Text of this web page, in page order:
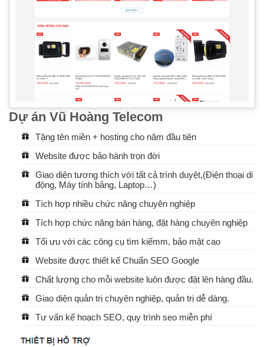
Dự án Vũ Hoàng Telecom
Tặng tên miền + hosting cho năm đầu tiên
Website được bảo hành trọn đời
Giao diện tương thích với tất cả trình duyệt,(Điện thoại di
động, Máy tính bảng, Laptop…)
Tích hợp nhiều chức năng chuyên nghiệp
Tích hợp chức năng bán hàng, đặt hàng chuyên nghiệp
Tối ưu với các công cụ tìm kiếmm, bảo mật cao
Website được thiết kế Chuẩn SEO Google
Chất lượng cho mỗi website luôn được đặt lên hàng đầu.
Giao diện quản trị chuyên nghiệp, quản trị dễ dàng.
Tư vấn kế hoạch SEO, quy trình seo miễn phí